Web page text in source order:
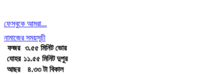
ফেসবুকে আমরা...
নামাজের সময়সূচী
ফজর
৩.৫৫ মিনিট ভোর
যোহর ১১.৫৫ মিনিট দুপুর
আছর
৪.৩৩ টা বিকাল